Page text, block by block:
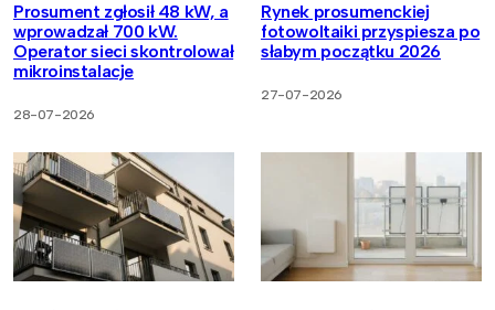
Prosument zgłosił 48 kW, a
wprowadzał 700 kW.
Operator sieci skontrolował
mikroinstalacje
28-07-2026
Rynek prosumenckiej
fotowoltaiki przyspiesza po
słabym początku 2026
27-07-2026